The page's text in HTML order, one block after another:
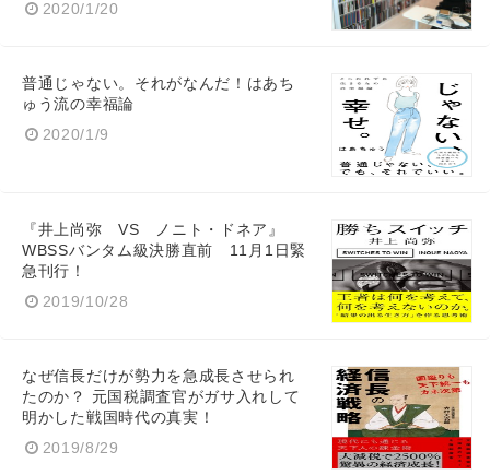
2020/1/20
普通じゃない。それがなんだ！はあち
ゅう流の幸福論
2020/1/9
『井上尚弥 VS ノニト・ドネア』
WBSSバンタム級決勝直前 11月1日緊
急刊行！
2019/10/28
なぜ信長だけが勢力を急成長させられ
たのか？ 元国税調査官がガサ入れして
明かした戦国時代の真実！
2019/8/29